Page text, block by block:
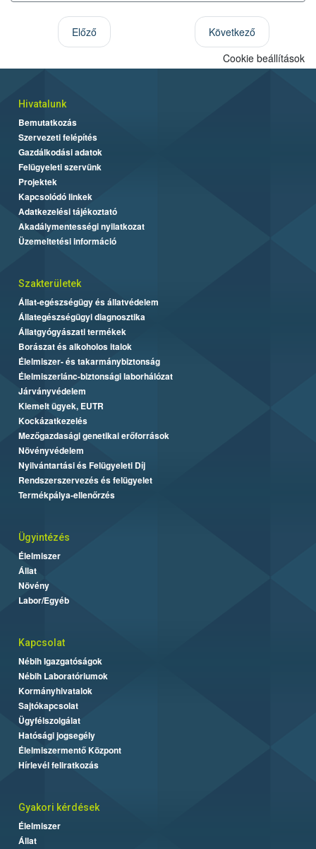
Előző
Következő
Cookie beállítások
Hivatalunk
Bemutatkozás
Szervezeti felépítés
Gazdálkodási adatok
Felügyeleti szervünk
Projektek
Kapcsolódó linkek
Adatkezelési tájékoztató
Akadálymentességi nyilatkozat
Üzemeltetési információ
Szakterületek
Állat-egészségügy és állatvédelem
Állategészségügyi diagnosztika
Állatgyógyászati termékek
Borászat és alkoholos italok
Élelmiszer- és takarmánybiztonság
Élelmiszerlánc-biztonsági laborhálózat
Járványvédelem
Kiemelt ügyek, EUTR
Kockázatkezelés
Mezőgazdasági genetikai erőforrások
Növényvédelem
Nyilvántartási és Felügyeleti Díj
Rendszerszervezés és felügyelet
Termékpálya-ellenőrzés
Ügyintézés
Élelmiszer
Állat
Növény
Labor/Egyéb
Kapcsolat
Nébih Igazgatóságok
Nébih Laboratóriumok
Kormányhivatalok
Sajtókapcsolat
Ügyfélszolgálat
Hatósági jogsegély
Élelmiszermentő Központ
Hírlevél feliratkozás
Gyakori kérdések
Élelmiszer
Állat